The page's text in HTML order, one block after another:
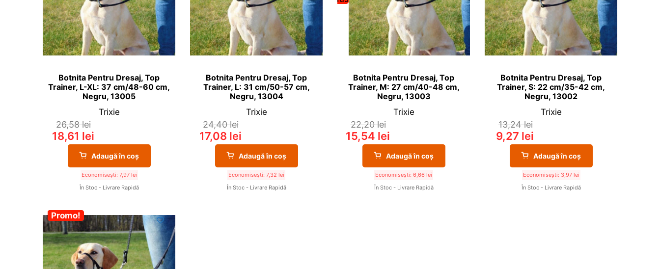
Botnita Pentru Dresaj, Top
Trainer, L-XL: 37 cm/48-60 cm,
Negru, 13005
Trixie
26,58lei
18,61 lei
Adaugă în coș
Economisești: 7,97 lei
În Stoc - Livrare Rapidă
Botnita Pentru Dresaj, Top
Trainer, L: 31 cm/50-57 cm,
Negru, 13004
Trixie
24,40lei
17,08 lei
Adaugă în coș
Economisești: 7,32 lei
În Stoc - Livrare Rapidă
Botnita Pentru Dresaj, Top
Trainer, M: 27 cm/40-48 cm,
Negru, 13003
Trixie
22,20lei
15,54 lei
Adaugă în coș
Economisești: 6,66 lei
În Stoc - Livrare Rapidă
Botnita Pentru Dresaj, Top
Trainer, S: 22 cm/35-42 cm,
Negru, 13002
Trixie
13,24lei
9,27 lei
Adaugă în coș
Economisești: 3,97 lei
În Stoc - Livrare Rapidă
-30%
Promo!